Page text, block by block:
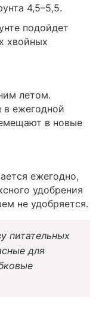
4,5–5,5.
подойдет
хвойных
летом.
ежегодной
в новые
ежегодно,
удобрения
не удобряется.
питательных
для